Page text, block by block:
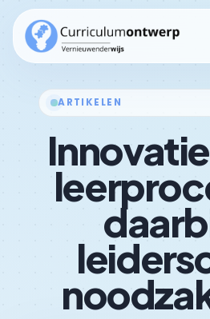
Kennisbank Submenu
ARTIKELEN